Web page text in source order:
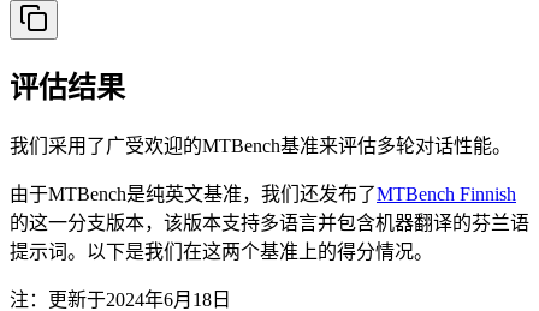
评估结果
我们采用了广受欢迎的MTBench基准来评估多轮对话性能。
由于MTBench是纯英文基准，我们还发布了MTBench Finnish
的这一分支版本，该版本支持多语言并包含机器翻译的芬兰语
提示词。以下是我们在这两个基准上的得分情况。
注：更新于2024年6月18日